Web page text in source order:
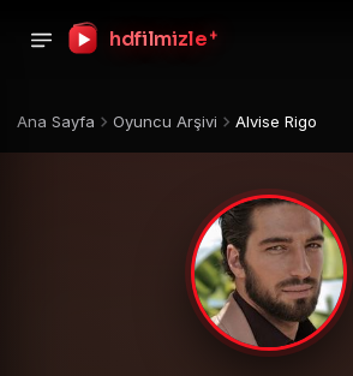
hdfilmizle +
Ana Sayfa Oyuncu Arşivi Alvise Rigo